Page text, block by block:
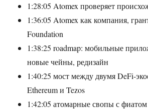
1:28:05 Atomex проверяет
1:36:05 Atomex как компания,
Foundation
1:38:25 roadmap: мобильные
новые чейны, редизайн
1:40:25 мост между двумя DeFi-
Ethereum и Tezos
1:42:05 атомарные свопы с фиатом